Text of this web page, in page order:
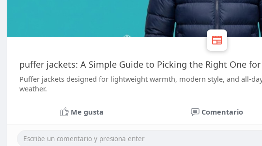
puffer jackets: A Simple Guide to Picking the Right One for
Puffer jackets designed for lightweight warmth, modern style, and all-
weather.
Me gusta Comentario